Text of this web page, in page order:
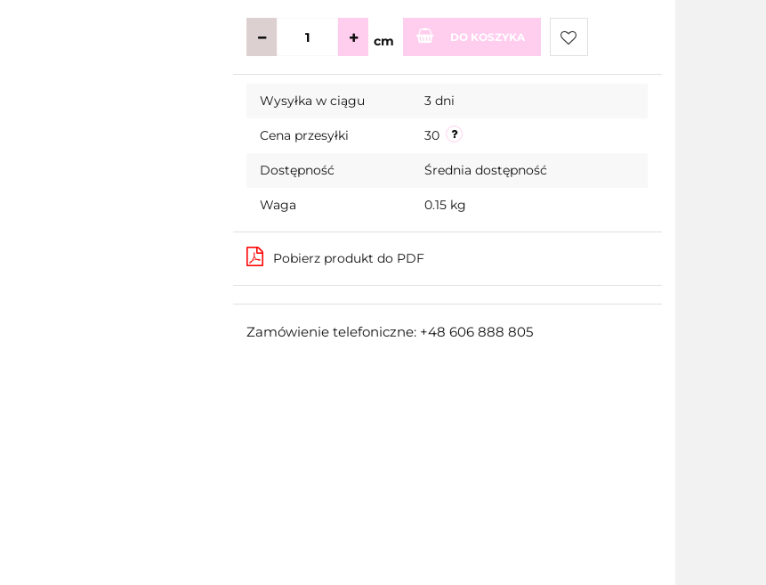
cm DO KOSZYKA
Do
Wysyłka w ciągu 3 dni
Cena przesyłki 30
Dostępność Średnia dostępność
Waga 0.15 kg
Pobierz produkt do PDF
Zamówienie telefoniczne: +48 606 888 805